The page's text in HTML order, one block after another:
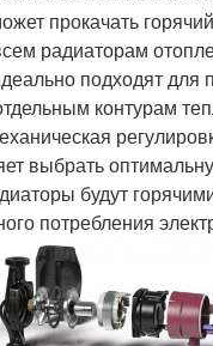
прокачать горячий
радиаторам
подходят для
контурам
выбрать
будут
потребления